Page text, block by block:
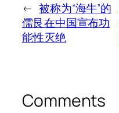
← 被称为“海牛”的
儒艮在中国宣布功
能性灭绝
Comments